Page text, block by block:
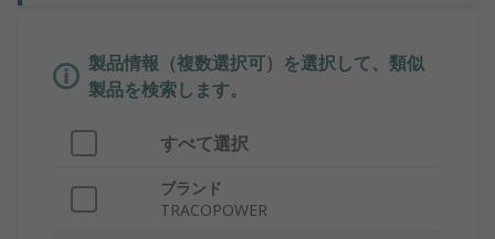
製品情報（複数選択可）を選択して、類似
製品を検索します。
すべて選択
ブランド
TRACOPOWER